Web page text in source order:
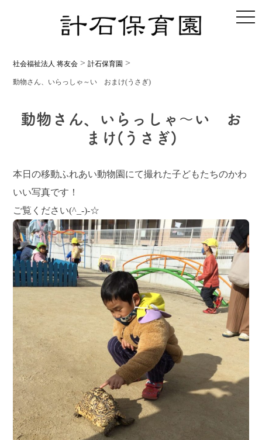
社会福祉法人 将友会 >計石保育園 >
動物さん、いらっしゃ～い おまけ(うさぎ)
動物さん、いらっしゃ～い お
まけ(うさぎ)
本日の移動ふれあい動物園にて撮れた子どもたちのかわ
いい写真です！
ご覧ください(^_-)-☆